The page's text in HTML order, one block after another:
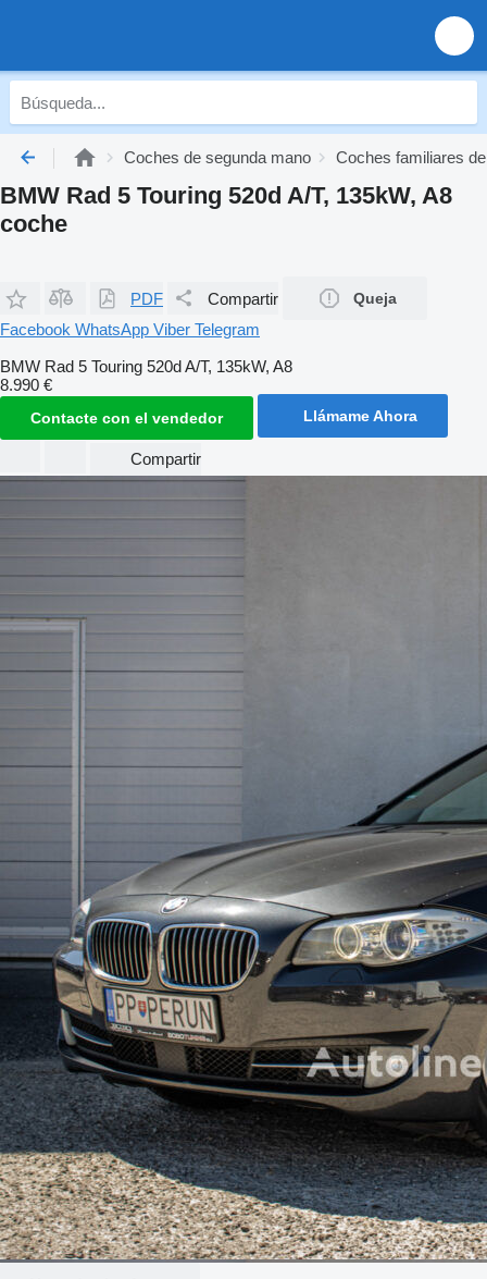
Coches de segunda mano Coches familiares
BMW Rad 5 Touring 520d A/T, 135kW, A8
coche
PDF Compartir Queja
Facebook WhatsApp Viber Telegram
BMW Rad 5 Touring 520d A/T, 135kW, A8
8.990 €
Contacte con el vendedor Llámame Ahora
Compartir